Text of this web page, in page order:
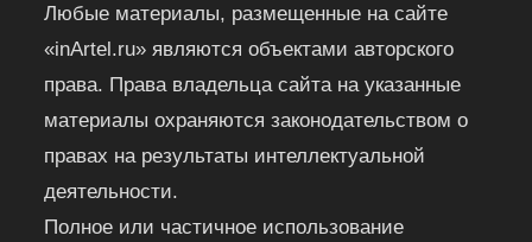
Любые материалы, размещенные на сайте
«inArtel.ru» являются объектами авторского
права. Права владельца сайта на указанные
материалы охраняются законодательством о
правах на результаты интеллектуальной
деятельности.
Полное или частичное использование